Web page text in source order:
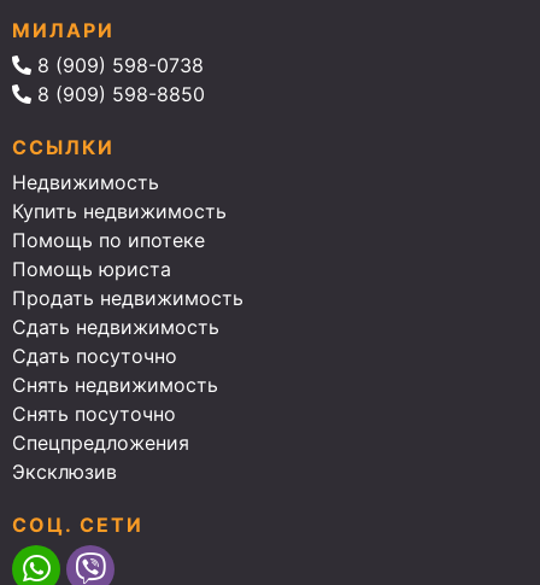
МИЛАРИ
8 (909) 598-0738
8 (909) 598-8850
ССЫЛКИ
Недвижимость
Купить недвижимость
Помощь по ипотеке
Помощь юриста
Продать недвижимость
Сдать недвижимость
Сдать посуточно
Снять недвижимость
Снять посуточно
Спецпредложения
Эксклюзив
СОЦ. СЕТИ